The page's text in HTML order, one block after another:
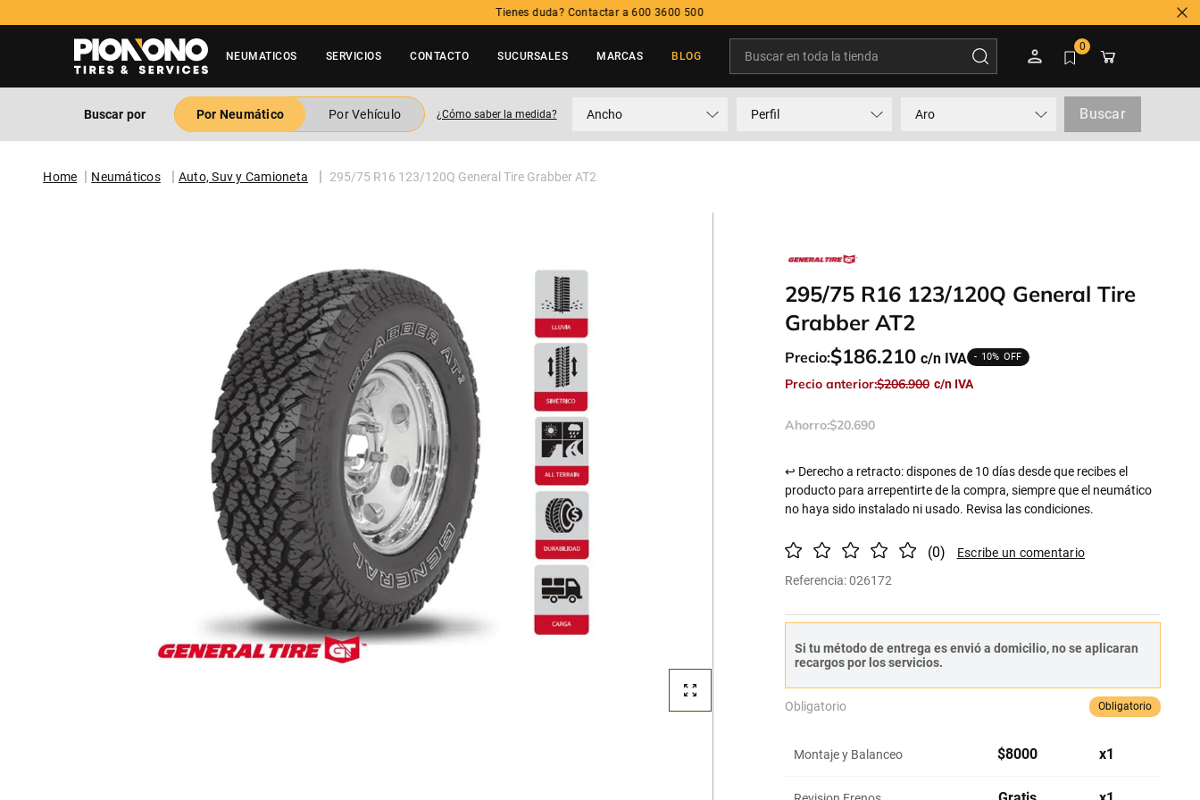
Tienes duda? Contactar a 600 3600 500
NEUMATICOS SERVICIOS CONTACTO SUCURSALES MARCAS BLOG
0
Buscar por Por Neumático Por Vehículo ¿Cómo saber la medida? Ancho Perfil Aro Buscar
Neumáticos Auto, Suv y Camioneta 295/75 R16 123/120Q General Tire Grabber AT2
295/75 R16 123/120Q General Tire
Grabber AT2
Precio:$186.210 10%
Precio anterior:$206.900
Ahorro:$20.690
↩ Derecho a retracto: dispones de 10 días desde que recibes el
producto para arrepentirte de la compra, siempre que el neumático
no haya sido instalado ni usado. Revisa las condiciones.
(0)
Referencia:026172
Si tu método de entrega es envió a domicilio, no se aplicaran
recargos por los servicios.
Obligatorio Obligatorio
Montaje y Balanceo $8000 x1
TÉRMINOS MÁS BUSCADOS
. neumatico
3. 195